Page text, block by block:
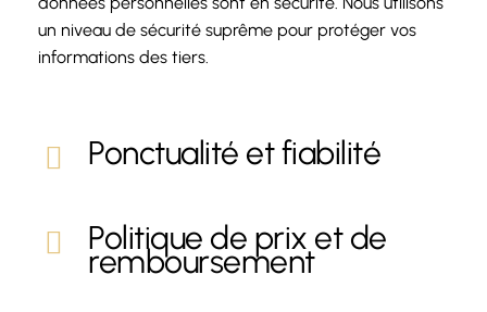
un niveau de sécurité suprême pour protéger vos
informations des tiers.
Ponctualité et fiabilité
Politique de prix et de
remboursement